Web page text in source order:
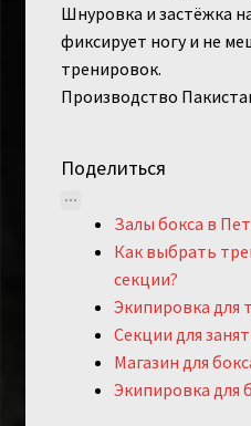
Шнуровка и застёжка
фиксирует ногу и не
тренировок.
Производство
Поделиться
Залы бокса в
Как выбрать
секции?
Экипировка для
Секции для
Магазин для
Экипировка для